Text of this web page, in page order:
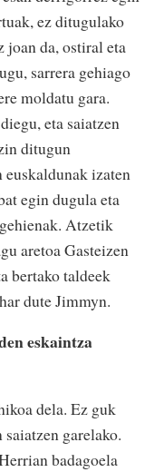
ez ditugulako
joan da, ostiral eta
sarrera gehiago
moldatu gara.
eta saiatzen
ditugun
euskaldunak izaten
egin dugula eta
Atzetik
aretoa Gasteizen
bertako taldeek
dute Jimmyn.
eskaintza
dela. Ez guk
garelako.
badagoela